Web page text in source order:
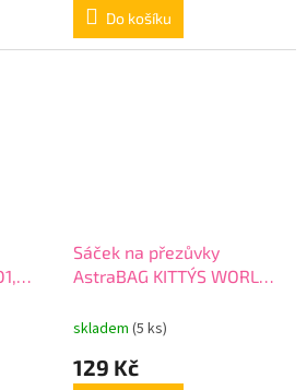
Do košíku
Sáček na přezůvky
AstraBAG KITTY´S WORLD,
skladem (5 ks)
129 Kč